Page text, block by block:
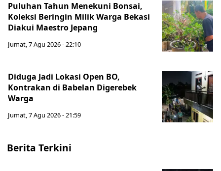
Puluhan Tahun Menekuni Bonsai,
Koleksi Beringin Milik Warga Bekasi
Diakui Maestro Jepang
Jumat, 7 Agu 2026 - 22:10
Diduga Jadi Lokasi Open BO,
Kontrakan di Babelan Digerebek
Warga
Jumat, 7 Agu 2026 - 21:59
Berita Terkini